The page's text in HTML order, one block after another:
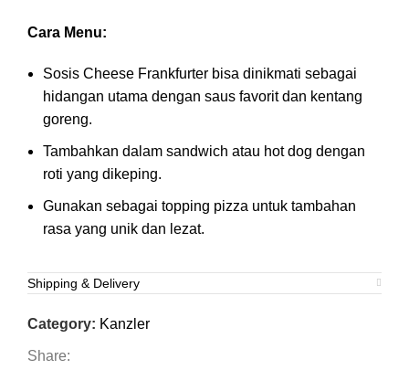
Cara Menu:
Sosis Cheese Frankfurter bisa dinikmati sebagai
hidangan utama dengan saus favorit dan kentang
goreng.
Tambahkan dalam sandwich atau hot dog dengan
roti yang dikeping.
Gunakan sebagai topping pizza untuk tambahan
rasa yang unik dan lezat.
Shipping & Delivery
Category: Kanzler
Share: